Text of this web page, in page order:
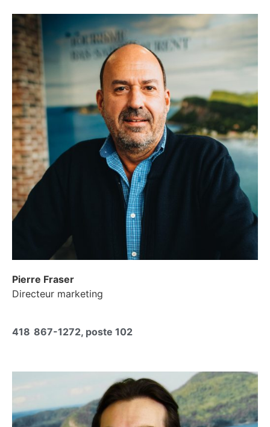
Pierre Fraser
Directeur marketing
418 867-1272, poste 102